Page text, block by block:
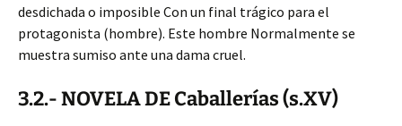
desdichada o imposible Con un final trágico para el
protagonista (hombre). Este hombre Normalmente se
muestra sumiso ante una dama cruel.
3.2.- NOVELA DE Caballerías (s.XV)